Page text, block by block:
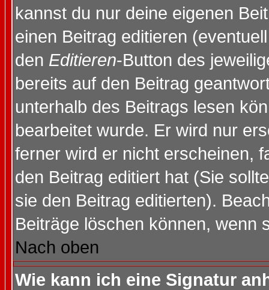
kannst du nur deine eigenen
einen Beitrag editieren
den Editieren-Button des
bereits auf den Beitrag
unterhalb des Beitrags lesen
bearbeitet wurde. Er wird nur
ferner wird er nicht erscheinen,
den Beitrag editiert hat (Sie
sie den Beitrag editierten).
Beiträge löschen können, wenn
Nach oben
Wie kann ich eine Signatur